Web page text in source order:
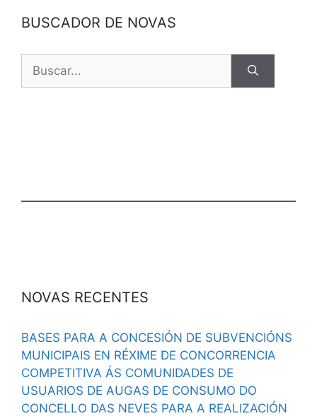
BUSCADOR DE NOVAS
NOVAS RECENTES
BASES PARA A CONCESIÓN DE SUBVENCIÓNS
MUNICIPAIS EN RÉXIME DE CONCORRENCIA
COMPETITIVA ÁS COMUNIDADES DE
USUARIOS DE AUGAS DE CONSUMO DO
CONCELLO DAS NEVES PARA A REALIZACIÓN